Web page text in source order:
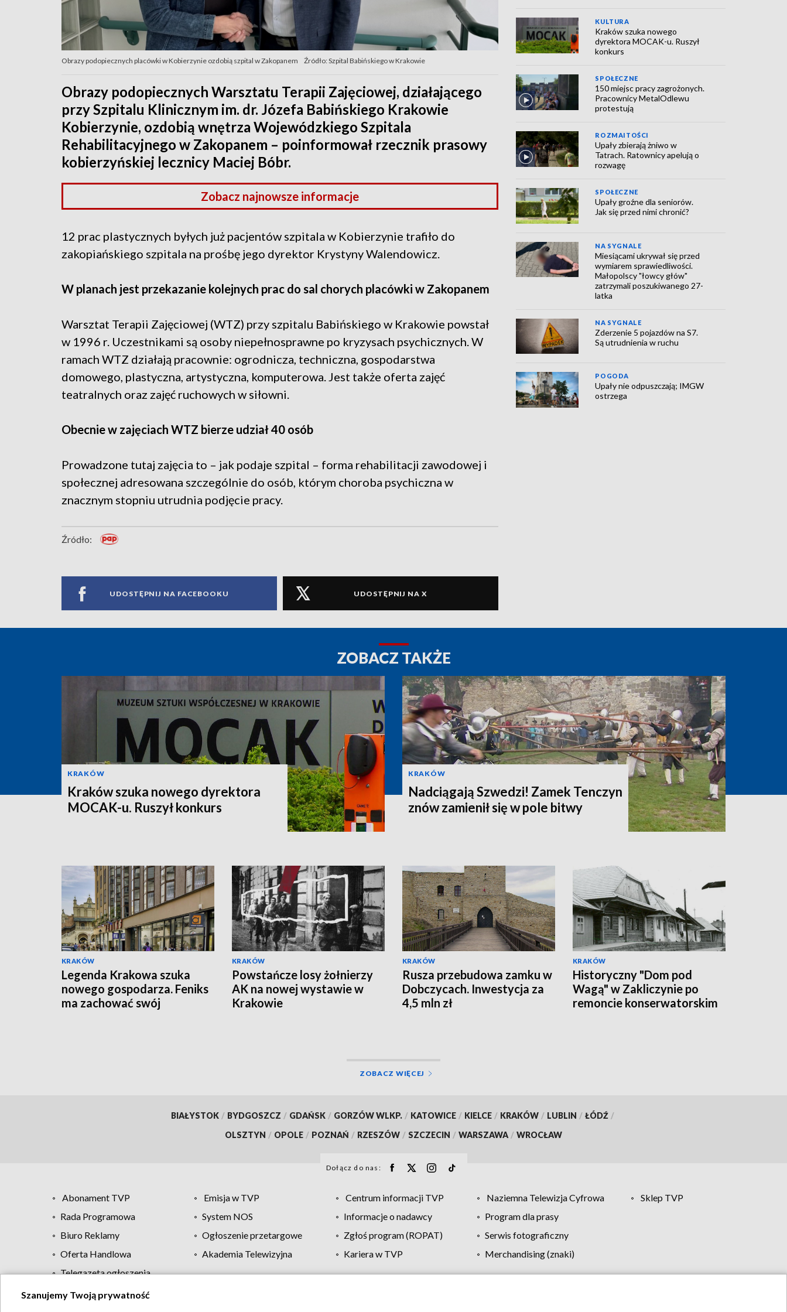
Obrazy podopiecznych placówki w Kobierzynie ozdobią szpital w Zakopanem Źródło: Szpital Babińskiego w Krakowie
Obrazy podopiecznych Warsztatu Terapii Zajęciowej, działającego
przy Szpitalu Klinicznym im. dr. Józefa Babińskiego Krakowie
Kobierzynie, ozdobią wnętrza Wojewódzkiego Szpitala
Rehabilitacyjnego w Zakopanem – poinformował rzecznik prasowy
kobierzyńskiej lecznicy Maciej Bóbr.
Zobacz najnowsze informacje
12 prac plastycznych byłych już pacjentów szpitala w Kobierzynie trafiło do
zakopiańskiego szpitala na prośbę jego dyrektor Krystyny Walendowicz.
W planach jest przekazanie kolejnych prac do sal chorych placówki w Zakopanem
Warsztat Terapii Zajęciowej (WTZ) przy szpitalu Babińskiego w Krakowie powstał
w 1996 r. Uczestnikami są osoby niepełnosprawne po kryzysach psychicznych. W
ramach WTZ działają pracownie: ogrodnicza, techniczna, gospodarstwa
domowego, plastyczna, artystyczna, komputerowa. Jest także oferta zajęć
teatralnych oraz zajęć ruchowych w siłowni.
Obecnie w zajęciach WTZ bierze udział 40 osób
Prowadzone tutaj zajęcia to – jak podaje szpital – forma rehabilitacji zawodowej i
społecznej adresowana szczególnie do osób, którym choroba psychiczna w
znacznym stopniu utrudnia podjęcie pracy.
Źródło:
UDOSTĘPNIJ NA FACEBOOKU UDOSTĘPNIJ NA X
KULTURA
Kraków szuka nowego
dyrektora MOCAK-u. Ruszył
konkurs
SPOŁECZNE
150 miejsc pracy zagrożonych.
Pracownicy MetalOdlewu
protestują
ROZMAITOŚCI
Upały zbierają żniwo w
Tatrach. Ratownicy apelują o
rozwagę
SPOŁECZNE
Upały groźne dla seniorów.
Jak się przed nimi chronić?
NA SYGNALE
Miesiącami ukrywał się przed
wymiarem sprawiedliwości.
Małopolscy "łowcy głów"
zatrzymali poszukiwanego 27-
latka
NA SYGNALE
Zderzenie 5 pojazdów na S7.
Są utrudnienia w ruchu
POGODA
Upały nie odpuszczają; IMGW
ostrzega
ZOBACZ TAKŻE
KRAKÓW
Kraków szuka nowego dyrektora
MOCAK-u. Ruszył konkurs
KRAKÓW
Nadciągają Szwedzi! Zamek Tenczyn
znów zamienił się w pole bitwy
KRAKÓW
Legenda Krakowa szuka
nowego gospodarza. Feniks
ma zachować swój
KRAKÓW
Powstańcze losy żołnierzy
AK na nowej wystawie w
Krakowie
KRAKÓW
Rusza przebudowa zamku w
Dobczycach. Inwestycja za
4,5 mln zł
KRAKÓW
Historyczny "Dom pod
Wagą" w Zakliczynie po
remoncie konserwatorskim
ZOBACZ WIĘCEJ
BIAŁYSTOK / BYDGOSZCZ / GDAŃSK / GORZÓW WLKP. / KATOWICE / KIELCE / KRAKÓW / LUBLIN / ŁÓDŹ /
OLSZTYN / OPOLE / POZNAŃ / RZESZÓW / SZCZECIN / WARSZAWA / WROCŁAW
Dołącz do nas:
Abonament TVP Emisja w TVP Centrum informacji TVP Naziemna Telewizja Cyfrowa
Sklep TVP
Rada Programowa
System NOS Informacje o nadawcy
Program dla prasy
Biuro Reklamy
Ogłoszenie przetargowe Zgłoś program (ROPAT)
Serwis fotograficzny
Oferta Handlowa
Akademia Telewizyjna Kariera w TVP
Merchandising (znaki)
Telegazeta ogłoszenia
Szanujemy Twoją prywatność